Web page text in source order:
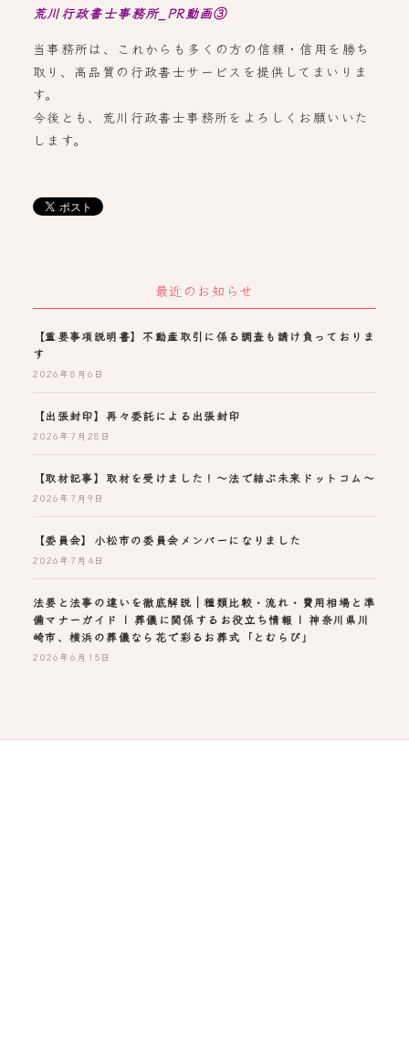
荒川行政書士事務所_PR動画③
当事務所は、これからも多くの方の信頼・信用を勝ち
取り、高品質の行政書士サービスを提供してまいりま
す。
今後とも、荒川行政書士事務所をよろしくお願いいた
します。
最近のお知らせ
【重要事項説明書】不動産取引に係る調査も請け負っておりま
す
2026年8月6日
【出張封印】再々委託による出張封印
2026年7月28日
【取材記事】取材を受けました！～法で結ぶ未来ドットコム～
2026年7月9日
【委員会】小松市の委員会メンバーになりました
2026年7月4日
法要と法事の違いを徹底解説｜種類比較・流れ・費用相場と準
備マナーガイド | 葬儀に関係するお役立ち情報 | 神奈川県川
崎市、横浜の葬儀なら花で彩るお葬式「とむらび」
2026年6月15日